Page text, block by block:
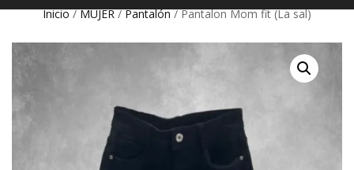
Inicio/MUJER/Pantalón/ Pantalon Mom fit (La sal)